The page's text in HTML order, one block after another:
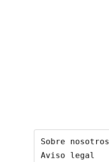
Sobre nosotros
Aviso legal